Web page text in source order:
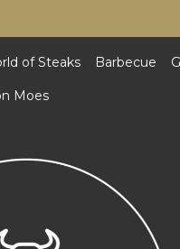
of Steaks Barbecue
Moes